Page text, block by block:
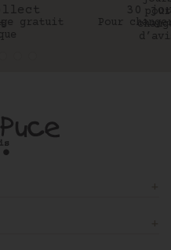
Pour changer d’avis